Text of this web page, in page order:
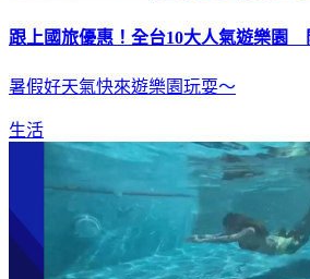
跟上國旅優惠！全台10大人氣遊樂園
暑假好天氣快來遊樂園玩耍～
生活